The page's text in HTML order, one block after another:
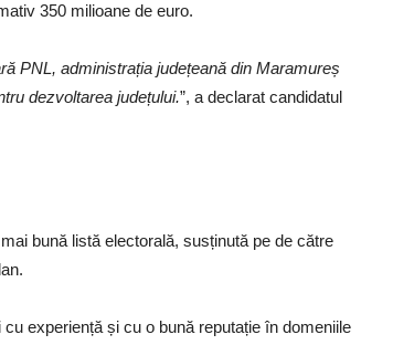
350 milioane de euro.
PNL, administrația județeană din Maramureș
dezvoltarea județului.”, a declarat candidatul
bună listă electorală, susținută pe de către
experiență și cu o bună reputație în domeniile